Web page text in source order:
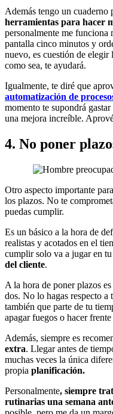
Además tengo un cuaderno
herramientas para hacer
personalmente me funciona
pantalla cinco minutos y
nuevo, es cuestión de elegir
como sea, te ayudará.
Igualmente, te diré que
automatización de
momento te supondrá
una mejora increíble.
4. No poner
Otro aspecto importante para
los plazos. No te
puedas cumplir.
Es un básico a la hora de
realistas y acotados en el
cumplir solo va a jugar en
del cliente.
A la hora de poner plazos
dos. No lo hagas respecto
también que parte de tu
apagar fuegos o hacer
Además, siempre es
extra. Llegar antes de
muchas veces la única
propia planificación.
Personalmente, siempre
rutinarias una semana